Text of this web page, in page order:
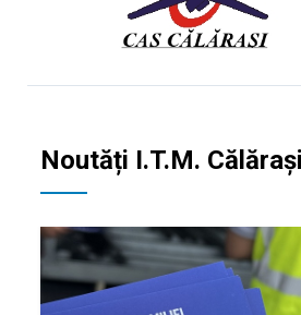
Noutăți I.T.M. Călăraşi